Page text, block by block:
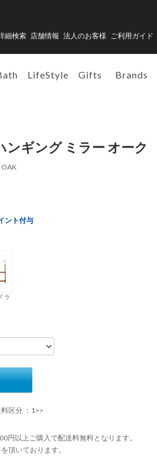
細検索 店舗情報 法人のお客様 ご利用ガイド
LifeStyle Gifts Brands
ンギング ミラー オーク
OAK
ント付与
ラ
区分 ：1>>
円以上ご購入で配送料無料となります。
頂いております。